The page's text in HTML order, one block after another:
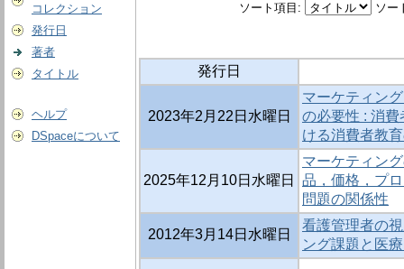
コレクション
発行日
著者
タイトル
ヘルプ
DSpaceについて
ソート項目: ソー
発行日
2023年2月22日水曜日
マーケティン
の必要性 : 消
ける消費者教
2025年12月10日水曜日
マーケティン
品，価格，プ
問題の関係性
2012年3月14日水曜日
看護管理者の
ング課題と医